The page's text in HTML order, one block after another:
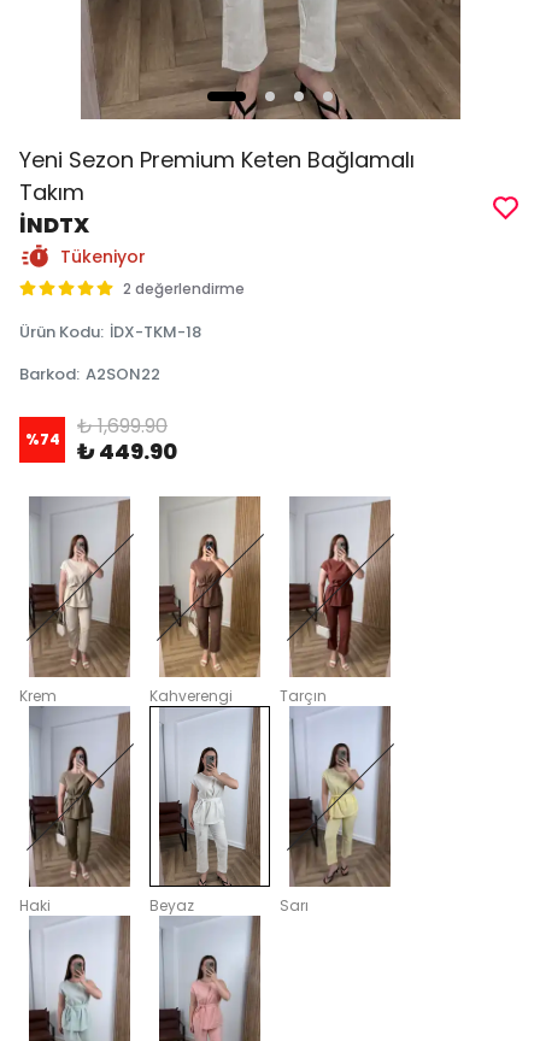
Yeni Sezon Premium Keten Bağlamalı
Takım
İNDTX
Tükeniyor
2 değerlendirme
Ürün Kodu: İDX-TKM-18
Barkod: A2SON22
%74 ₺ 1,699.90
₺ 449.90
Krem Kahverengi Tarçın
Haki Beyaz Sarı